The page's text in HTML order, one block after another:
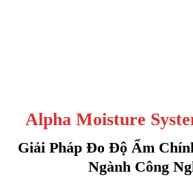
Alpha Moisture
Giải Pháp Đo Độ Ẩm
Ngành Công